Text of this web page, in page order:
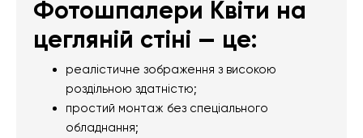
Фотошпалери Квіти на
цегляній стіні — це:
реалістичне зображення з високою
роздільною здатністю;
простий монтаж без спеціального
обладнання;